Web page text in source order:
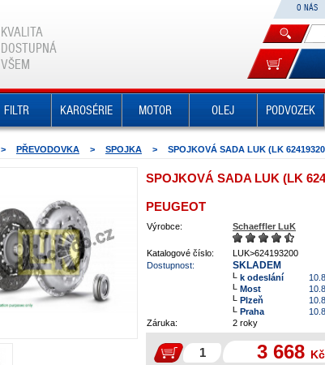
KVALITA
DOSTUPNÁ
VŠEM
O NÁS
FILTR KAROSÉRIE MOTOR OLEJ PODVOZEK
> PŘEVODOVKA > SPOJKA > SPOJKOVÁ SADA LUK (LK
SPOJKOVÁ SADA LUK (LK
PEUGEOT
Výrobce: Schaeffler LuK
Katalogové číslo:
LUK>624193200
Dostupnost:
SKLADEM
k odeslání
Most
Plzeň
Praha
Záruka:
2 roky
3 668 Kč